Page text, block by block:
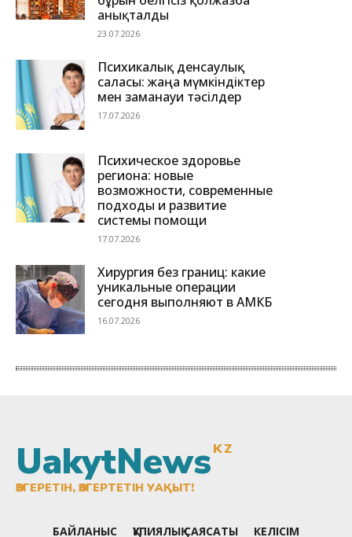
UakytNewsKZ
ӨЗГЕРЕТІН, ӨЗГЕРТЕТІН УАҚЫТ!
БАЙЛАНЫС ҚҰПИЯЛЫҚ САЯСАТЫ КЕЛІСІМ